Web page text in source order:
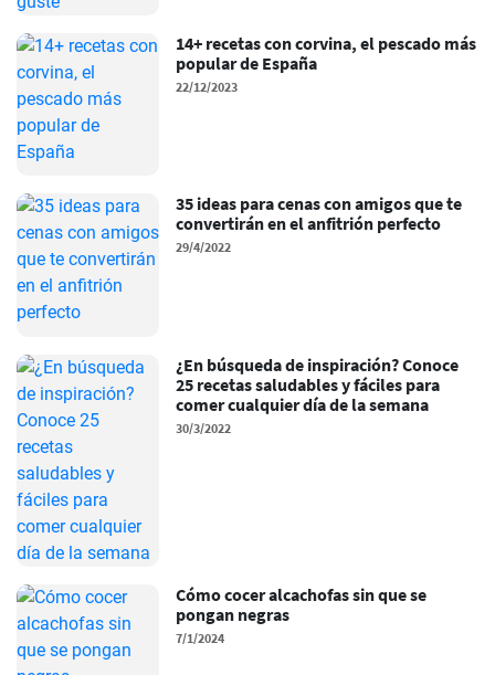
14+ recetas con corvina, el pescado más
popular de España
22/12/2023
35 ideas para cenas con amigos que te
convertirán en el anfitrión perfecto
29/4/2022
¿En búsqueda de inspiración? Conoce
25 recetas saludables y fáciles para
comer cualquier día de la semana
30/3/2022
Cómo cocer alcachofas sin que se
pongan negras
7/1/2024